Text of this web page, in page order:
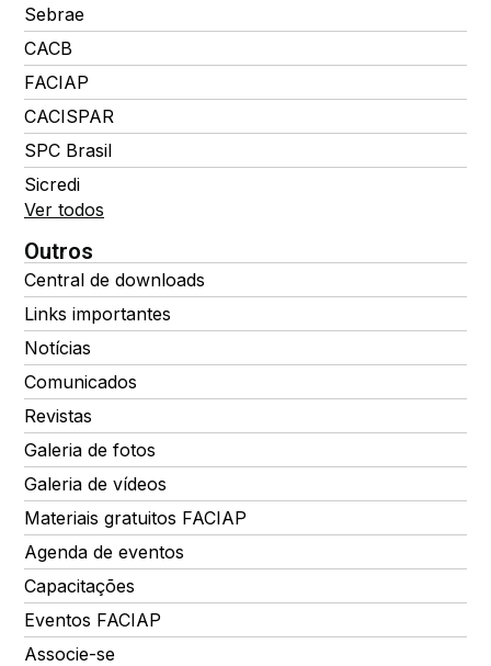
Sebrae
CACB
FACIAP
CACISPAR
SPC Brasil
Sicredi
Ver todos
Outros
Central de downloads
Links importantes
Notícias
Comunicados
Revistas
Galeria de fotos
Galeria de vídeos
Materiais gratuitos FACIAP
Agenda de eventos
Capacitações
Eventos FACIAP
Associe-se